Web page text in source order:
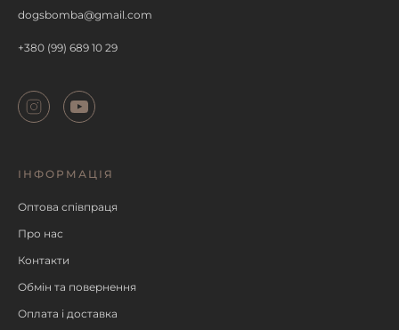
dogsbomba@gmail.com
+380 (99) 689 10 29
ІНФОРМАЦІЯ
Оптова співпраця
Про нас
Контакти
Обмін та повернення
Оплата і доставка